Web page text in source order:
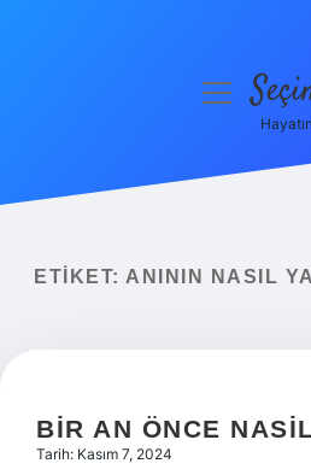
Yasal Uyarı
menüyü
ETIKET: ANININ NASIL
BIR AN ÖNCE
Tarih: Kasım 7, 2024